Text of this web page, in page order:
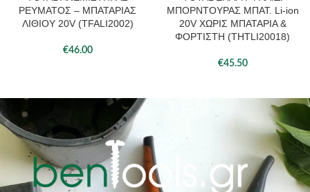
ΡΕΥΜΑΤΟΣ – ΜΠΑΤΑΡΙΑΣ
ΛΙΘΙΟΥ 20V (TFALI2002)
€46.00
ΜΠΟΡΝΤΟΥΡΑΣ ΜΠΑΤ. Li-ion
20V ΧΩΡΙΣ ΜΠΑΤΑΡΙΑ &
ΦΟΡΤΙΣΤΗ (THTLI20018)
€45.50